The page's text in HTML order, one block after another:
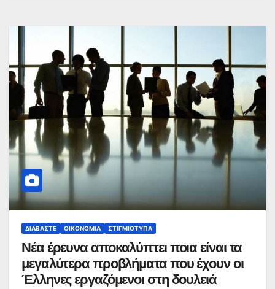
ΔΙΑΒΆΣΤΕ ΟΙΚΟΝΟΜΊΑ ΣΤΙΓΜΙΌΤΥΠΑ
Νέα έρευνα αποκαλύπτει ποια είναι τα
μεγαλύτερα προβλήματα που έχουν οι
Έλληνες εργαζόμενοι στη δουλειά